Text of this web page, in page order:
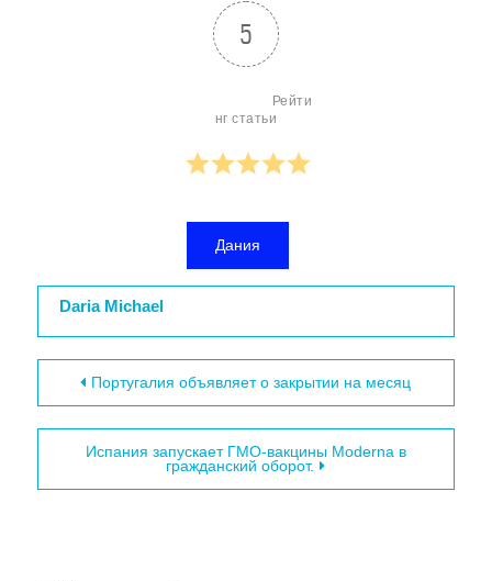
5
нг статьи
Дания
Daria Michael
Навигация по записям
Португалия объявляет о закрытии на месяц
Испания запускает ГМО-вакцины Moderna в
гражданский оборот.